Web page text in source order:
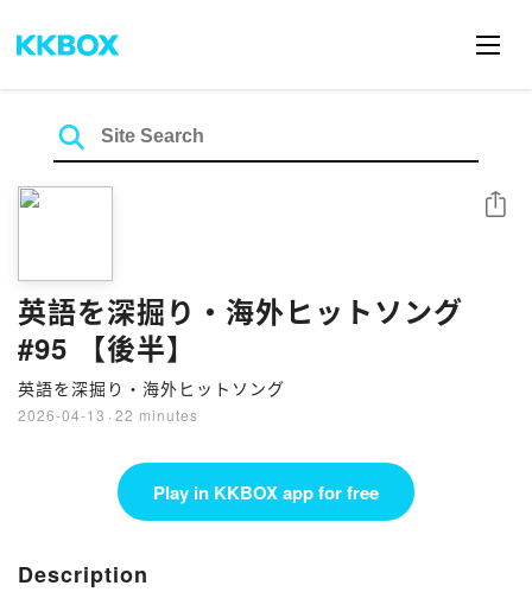
英語を深掘り・海外ヒットソング
#95 【後半】
英語を深掘り・海外ヒットソング
2026-04-13 · 22 minutes
Share
Play in KKBOX app for free
Description